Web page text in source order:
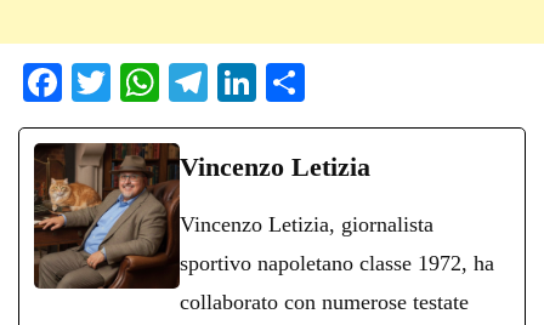
Fa
ce
bo
ok
T
wi
tte
r
W
ha
ts
A
pp
Te
le
gr
m
Li
nk
ed
on
di
di
Vincenzo Letizia
Vincenzo Letizia, giornalista
sportivo napoletano classe 1972, ha
collaborato con numerose testate